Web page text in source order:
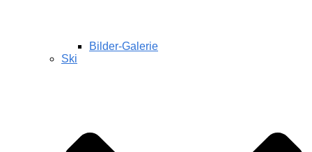
Bilder-Galerie
Ski